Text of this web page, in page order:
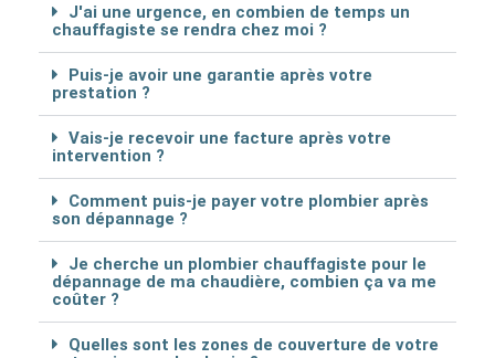
J'ai une urgence, en combien de temps un
chauffagiste se rendra chez moi ?
Puis-je avoir une garantie après votre
prestation ?
Vais-je recevoir une facture après votre
intervention ?
Comment puis-je payer votre plombier après
son dépannage ?
Je cherche un plombier chauffagiste pour le
dépannage de ma chaudière, combien ça va me
coûter ?
Quelles sont les zones de couverture de votre